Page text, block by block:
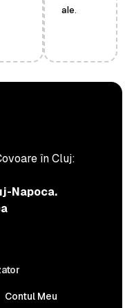
ale.
în Cluj:
Napoca.
Contul Meu